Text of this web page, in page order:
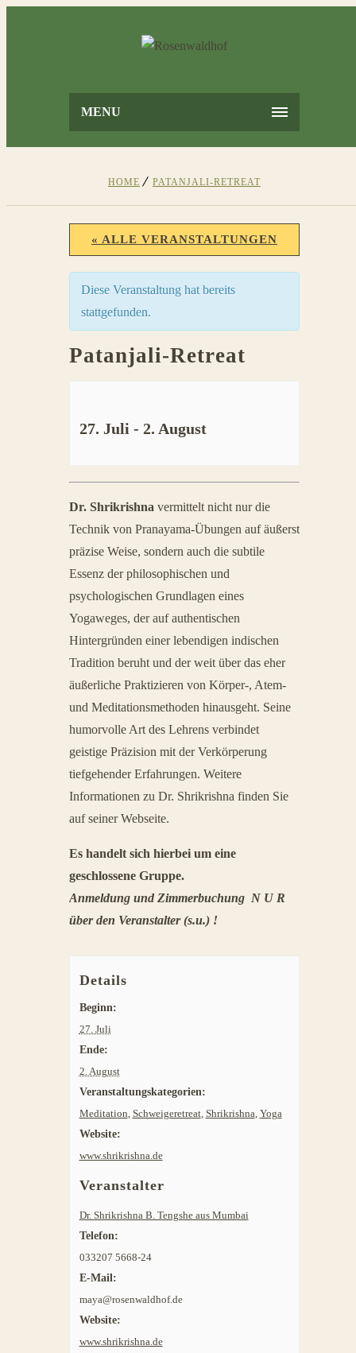
MENU
HOME PATANJALI-RETREAT
« ALLE VERANSTALTUNGEN
Diese Veranstaltung hat bereits
stattgefunden.
Patanjali-Retreat
27. Juli - 2. August
Veranstaltung
Navigation
Dr. Shrikrishna vermittelt nicht nur die
Technik von Pranayama-Übungen auf äußerst
präzise Weise, sondern auch die subtile
Essenz der philosophischen und
psychologischen Grundlagen eines
Yogaweges, der auf authentischen
Hintergründen einer lebendigen indischen
Tradition beruht und der weit über das eher
äußerliche Praktizieren von Körper-, Atem-
und Meditationsmethoden hinausgeht. Seine
humorvolle Art des Lehrens verbindet
geistige Präzision mit der Verkörperung
tiefgehender Erfahrungen. Weitere
Informationen zu Dr. Shrikrishna finden Sie
auf seiner Webseite.
Es handelt sich hierbei um eine
geschlossene Gruppe.
Anmeldung und Zimmerbuchung N U R
über den Veranstalter (s.u.) !
Details
Beginn:
27. Juli
Ende:
2. August
Veranstaltungskategorien:
Meditation Schweigeretreat, Shrikrishna Yoga
Website:
www.shrikrishna.de
Veranstalter
Dr. Shrikrishna B. Tengshe aus Mumbai
Telefon:
033207 5668-24
E-Mail:
maya@rosenwaldhof.de
Website:
www.shrikrishna.de